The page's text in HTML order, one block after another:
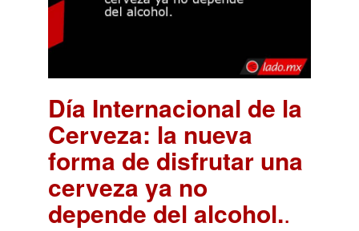
Día Internacional de la
Cerveza: la nueva
forma de disfrutar una
cerveza ya no
depende del alcohol..